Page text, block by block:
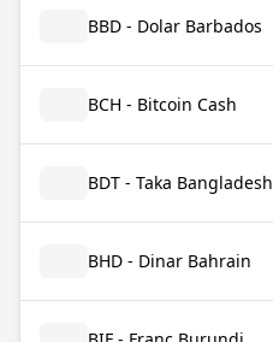
BBD - Dolar Barbados
BCH - Bitcoin Cash
BDT - Taka Bangladesh
BHD - Dinar Bahrain